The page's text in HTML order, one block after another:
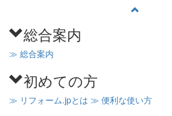
総合案内
≫ 総合案内
初めての方
≫ リフォーム.jpとは ≫ 便利な使い方